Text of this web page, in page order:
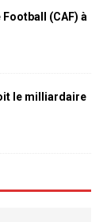
(CAF) à
le milliardaire